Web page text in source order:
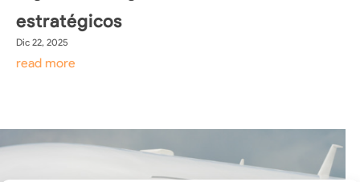
estratégicos
Dic 22, 2025
read more